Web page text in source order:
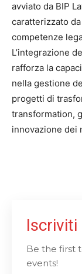
avviato da BIP
caratterizzato
competenze
L’integrazione
rafforza la
nella gestione
progetti di
transformation,
innovazione dei
Be the first
events!